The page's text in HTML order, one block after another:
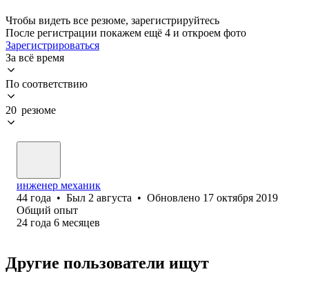
Чтобы видеть все резюме, зарегистрируйтесь
После регистрации покажем ещё 4 и откроем фото
Зарегистрироваться
За всё время
По соответствию
20 резюме
инженер механик
44 года • Был 2 августа • Обновлено 17 октября 2019
Общий опыт
24 года 6 месяцев
Другие пользователи ищут